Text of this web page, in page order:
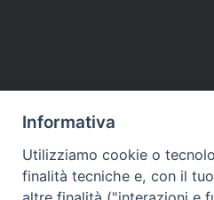
DIOCESI
Contatti:Tel.:
E-mail:
Informativa
Utilizziamo cookie o
finalità tecniche e, con il